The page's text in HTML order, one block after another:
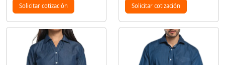
Solicitar cotización Solicitar cotización